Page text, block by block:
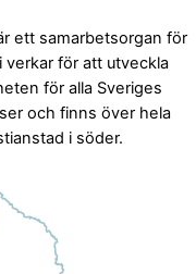
ett samarbetsorgan för
verkar för att utveckla
för alla Sveriges
och finns över hela
i söder.